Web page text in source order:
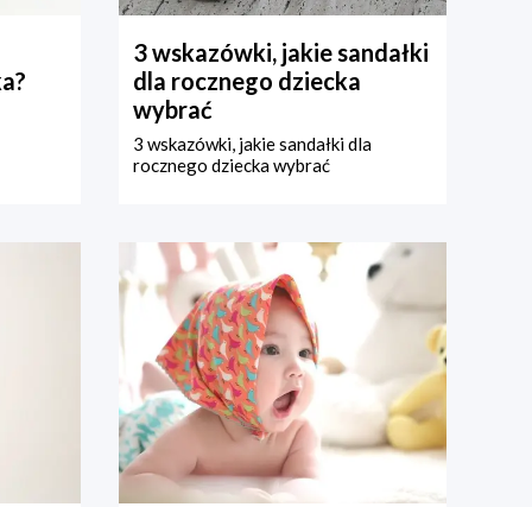
3 wskazówki, jakie sandałki
dla rocznego dziecka
wybrać
3 wskazówki, jakie sandałki dla
rocznego dziecka wybrać